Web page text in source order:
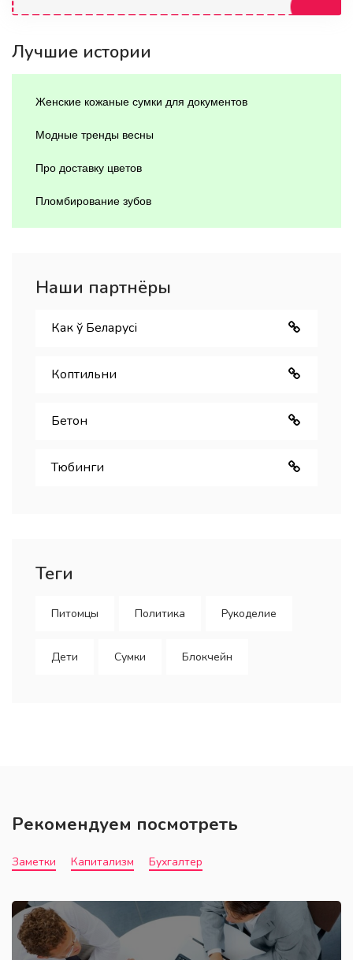
Лучшие истории
Женские кожаные сумки для документов
Модные тренды весны
Про доставку цветов
Пломбирование зубов
Наши партнёры
Как ў Беларуcі
Коптильни
Бетон
Тюбинги
Теги
Питомцы Политика Рукоделие
Дети Сумки Блокчейн
Рекомендуем посмотреть
Заметки Капитализм Бухгалтер